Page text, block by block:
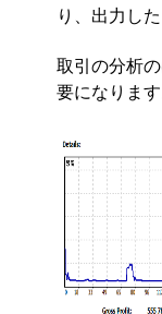
り、出力し
取引の分析
要になります